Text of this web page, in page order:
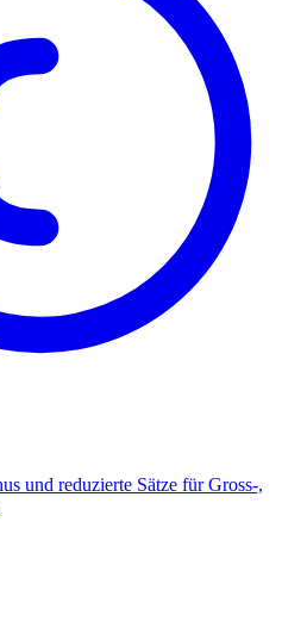
und reduzierte Sätze für Gross-,